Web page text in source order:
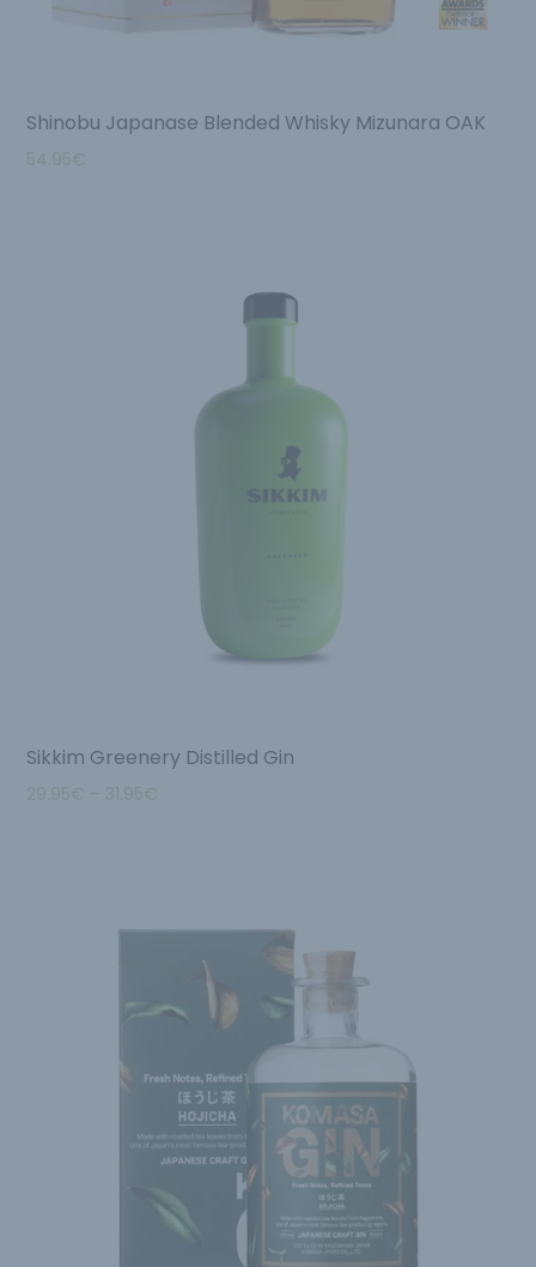
Shinobu Japanase Blended Whisky Mizunara OAK
54.95€
Sikkim Greenery Distilled Gin
29.95€ – 31.95€